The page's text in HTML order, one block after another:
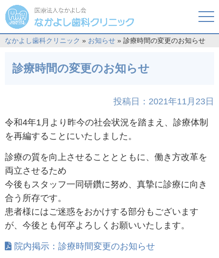
なかよし歯科クリニック » お知らせ » 診療時間の変更のお知らせ
診療時間の変更のお知らせ
投稿日：2021年11月23日
令和4年1月より昨今の社会状況を踏まえ、診療体制
を再編することにいたしました。
診療の質を向上させることとともに、働き方改革を
両立させるため
今後もスタッフ一同研鑽に努め、真摯に診療に向き
合う所存です。
患者様にはご迷惑をおかけする部分もございます
が、今後とも何卒よろしくお願いいたします。
院内掲示：診療時間変更のお知らせ